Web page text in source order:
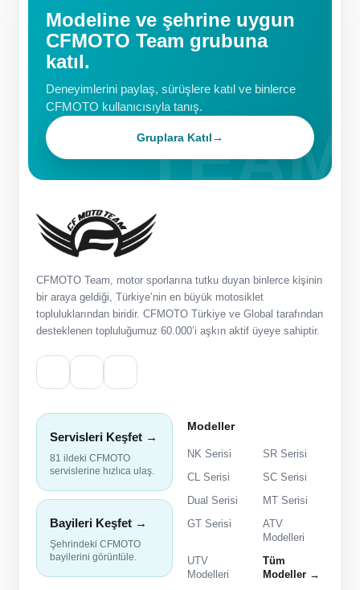
Modeline ve şehrine uygun
CFMOTO Team grubuna
katıl.
Deneyimlerini paylaş, sürüşlere katıl ve binlerce
CFMOTO kullanıcısıyla tanış.
Gruplara Katıl→
CFMOTO Team, motor sporlarına tutku duyan binlerce kişinin
bir araya geldiği, Türkiye’nin en büyük motosiklet
topluluklarından biridir. CFMOTO Türkiye ve Global tarafından
desteklenen topluluğumuz 60.000’i aşkın aktif üyeye sahiptir.
Servisleri Keşfet →
81 ildeki CFMOTO
servislerine hızlıca ulaş.
Bayileri Keşfet →
Şehrindeki CFMOTO
bayilerini görüntüle.
Modeller
NK Serisi
SR Serisi
CL Serisi
SC Serisi
Dual Serisi
MT Serisi
GT Serisi
ATV
Modelleri
UTV
Modelleri
Tüm
Modeller →